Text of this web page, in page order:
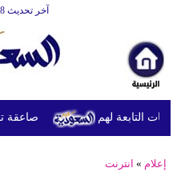
آخر تحديث GMT15:56:08
صاعقة تقتل لاعبا التابعة لهم
إعلام » انترنت